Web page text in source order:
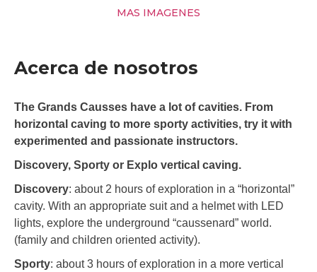
MAS IMAGENES
Acerca de nosotros
The Grands Causses have a lot of cavities. From
horizontal caving to more sporty activities, try it with
experimented and passionate instructors.
Discovery, Sporty or Explo vertical caving.
Discovery: about 2 hours of exploration in a “horizontal”
cavity. With an appropriate suit and a helmet with LED
lights, explore the underground “caussenard” world.
(family and children oriented activity).
Sporty: about 3 hours of exploration in a more vertical